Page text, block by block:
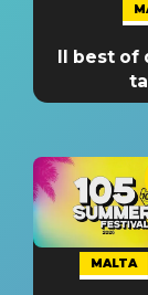
Il best of
MALTA